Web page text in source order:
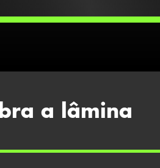
a lâmina